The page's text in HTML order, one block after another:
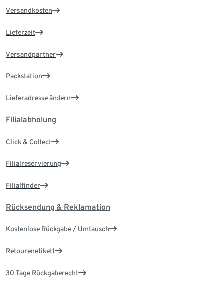
Versandkosten
Lieferzeit
Versandpartner
Packstation
Lieferadresse ändern
Filialabholung
Click & Collect
Filialreservierung
Filialfinder
Rücksendung & Reklamation
Kostenlose Rückgabe / Umtausch
Retourenetikett
30 Tage Rückgaberecht